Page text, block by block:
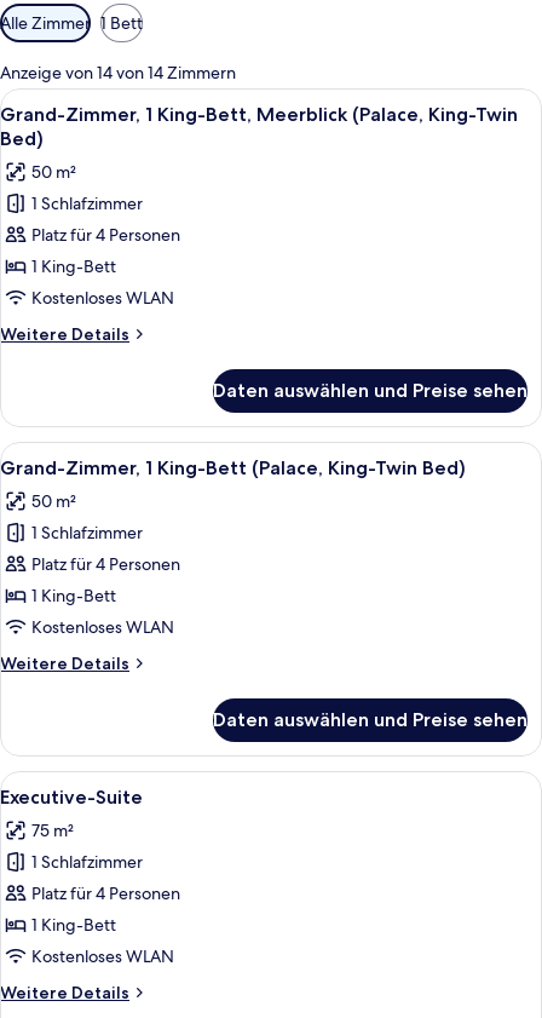
Verfügbare
Filter
für
Zimmer
Alle Zimmer 1 Bett
Anzeige von 14 von 14 Zimmern
Alle
Fotos
für
Grand-
Zimmer,
1 King-
Bett,
Meerblick
(Palace,
King-
Bed)
anzeigen
Ein Hotelzimmer mit Bett,
7
Grand-Zimmer, 1 King-Bett, Meerblick (Palace, King-Twin
Bed)
50 m²
1 Schlafzimmer
Platz für 4 Personen
1 King-Bett
Kostenloses WLAN
Weitere Details
Weitere
Zimmer,
1 King-
Bett,
(Palace,
King-
Bed)
Daten auswählen und Preise sehen
Alle
Fotos
für
Grand-
Zimmer,
1 King-
Bett
King-
anzeigen
Ein Hotelzimmer mit einem großen
8
Grand-Zimmer, 1 King-Bett (Palace, King-Twin Bed)
50 m²
1 Schlafzimmer
Platz für 4 Personen
1 King-Bett
Kostenloses WLAN
Weitere Details
Weitere
Zimmer,
1 King-
Bett
King-
Twin
Daten auswählen und Preise sehen
Alle
Fotos
für
Executive-
Suite
anzeigen
Ein Hotelzimmer mit Fernseher,
7
Executive-Suite
75 m²
1 Schlafzimmer
Platz für 4 Personen
1 King-Bett
Kostenloses WLAN
Weitere Details
Weitere